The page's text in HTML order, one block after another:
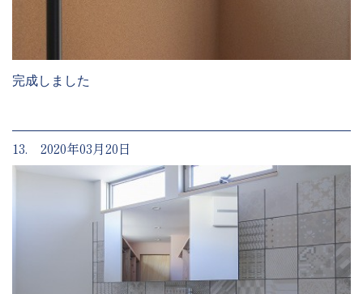
完成しました
13. 2020年03月20日